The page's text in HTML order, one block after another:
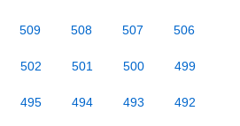
509 508 507 506
502 501 500 499
495 494 493 492